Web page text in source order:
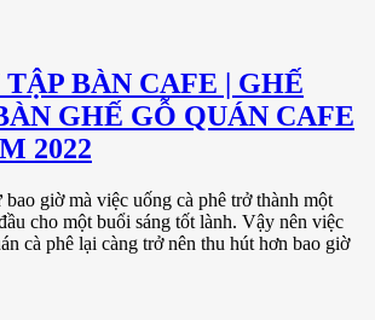
TẬP BÀN CAFE | GHẾ
GHẾ GỖ QUÁN CAFE
2022
giờ mà việc uống cà phê trở thành một
cho một buổi sáng tốt lành. Vậy nên việc
cà phê lại càng trở nên thu hút hơn bao giờ